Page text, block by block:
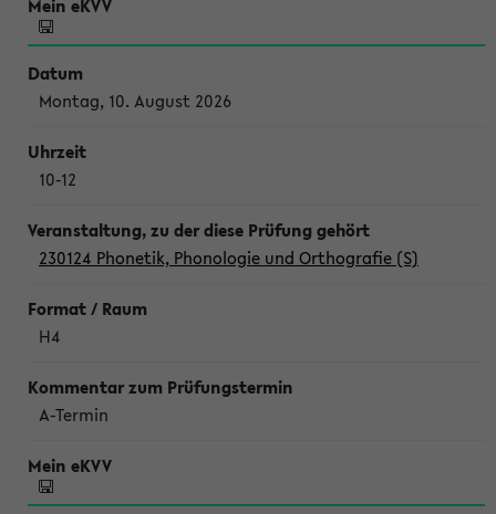
Montag, 10. August 2026
10-12
230124 Phonetik, Phonologie und Orthografie (S)
H4
A-Termin